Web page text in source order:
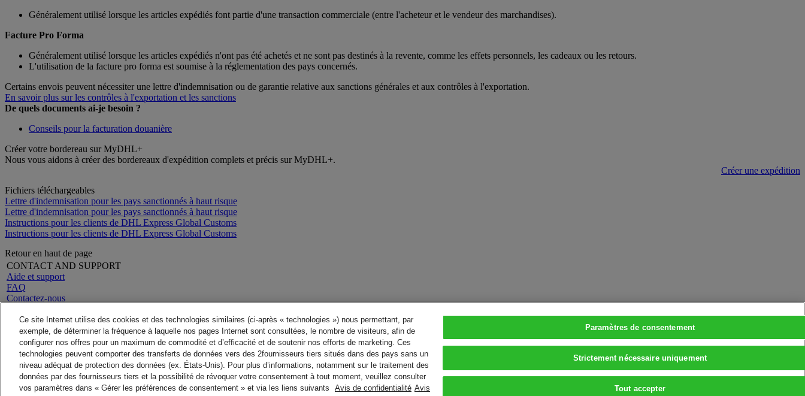
Généralement utilisé lorsque les articles expédiés font partie d'une transaction commerciale (entre l'acheteur et le vendeur des marchandises).
Facture Pro Forma
Généralement utilisé lorsque les articles expédiés n'ont pas été achetés et ne sont pas destinés à la revente, comme les effets personnels, les cadeaux ou les retours.
L'utilisation de la facture pro forma est soumise à la réglementation des pays concernés.
Certains envois peuvent nécessiter une lettre d'indemnisation ou de garantie relative aux sanctions générales et aux contrôles à l'exportation.
En savoir plus sur les contrôles à l'exportation et les sanctions
De quels documents ai-je besoin ?
Conseils pour la facturation douanière
Créer votre bordereau sur MyDHL+
Nous vous aidons à créer des bordereaux d'expédition complets et précis sur MyDHL+.
Créer une expédition
Fichiers téléchargeables
Lettre d'indemnisation pour les pays sanctionnés à haut risque
Lettre d'indemnisation pour les pays sanctionnés à haut risque
Instructions pour les clients de DHL Express Global Customs
Instructions pour les clients de DHL Express Global Customs
Retour en haut de page
CONTACT AND SUPPORT
Aide et support
FAQ
Contactez-nous
LEGAL
Conditions générales
Garantie Remboursement
Avis de confidentialité
ALERTES
Alerte fraude
Informations Importantes
A propos de DHL
Presse
Carrières
Mention Légale
Ce site Internet utilise des cookies et des technologies similaires (ci-après « technologies ») nous permettant, par
exemple, de déterminer la fréquence à laquelle nos pages Internet sont consultées, le nombre de visiteurs, afin de
configurer nos offres pour un maximum de commodité et d’efficacité et de soutenir nos efforts de marketing. Ces
technologies peuvent comporter des transferts de données vers des 2fournisseurs tiers situés dans des pays sans un
niveau adéquat de protection des données (ex. États-Unis). Pour plus d’informations, notamment sur le traitement des
données par des fournisseurs tiers et la possibilité de révoquer votre consentement à tout moment, veuillez consulter
vos paramètres dans « Gérer les préférences de consentement » et via les liens suivants
Avis de confidentialité Avis
Paramètres de consentement
Strictement nécessaire uniquement
Tout accepter